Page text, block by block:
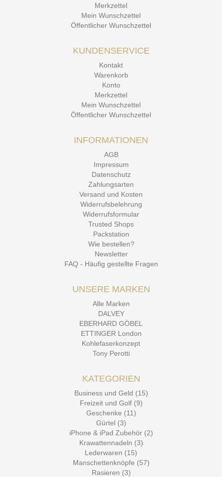
Merkzettel
Mein Wunschzettel
Öffentlicher Wunschzettel
KUNDENSERVICE
Kontakt
Warenkorb
Konto
Merkzettel
Mein Wunschzettel
Öffentlicher Wunschzettel
INFORMATIONEN
AGB
Impressum
Datenschutz
Zahlungsarten
Versand und Kosten
Widerrufsbelehrung
Widerrufsformular
Trusted Shops
Packstation
Wie bestellen?
Newsletter
FAQ - Häufig gestellte Fragen
UNSERE MARKEN
Alle Marken
DALVEY
EBERHARD GÖBEL
ETTINGER London
Kohlefaserkonzept
Tony Perotti
KATEGORIEN
Business und Geld (15)
Freizeit und Golf (9)
Geschenke (11)
Gürtel (3)
iPhone & iPad Zubehör (2)
Krawattennadeln (3)
Lederwaren (15)
Manschettenknöpfe (57)
Rasieren (3)